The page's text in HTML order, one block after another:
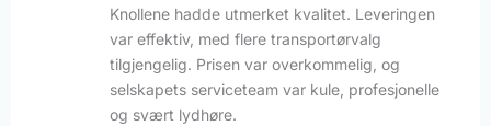
Knollene hadde utmerket kvalitet. Leveringen
var effektiv, med flere transportørvalg
tilgjengelig. Prisen var overkommelig, og
selskapets serviceteam var kule, profesjonelle
og svært lydhøre.